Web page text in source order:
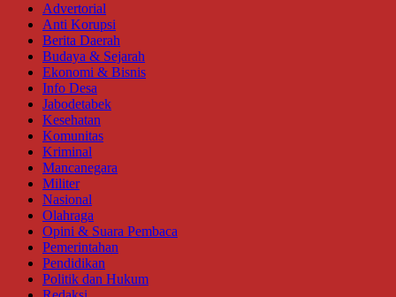
Advertorial
Anti Korupsi
Berita Daerah
Budaya & Sejarah
Ekonomi & Bisnis
Info Desa
Jabodetabek
Kesehatan
Komunitas
Kriminal
Mancanegara
Militer
Nasional
Olahraga
Opini & Suara Pembaca
Pemerintahan
Pendidikan
Politik dan Hukum